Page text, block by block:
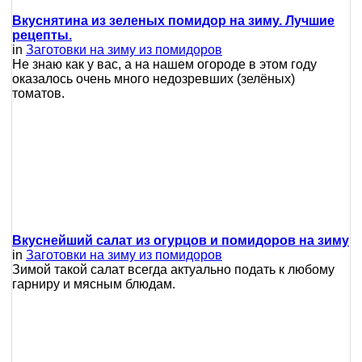
Вкуснятина из зеленых помидор на зиму. Лучшие
рецепты.
in Заготовки на зиму из помидоров
Не знаю как у вас, а на нашем огороде в этом году
оказалось очень много недозревших (зелёных)
томатов.
Вкуснейший салат из огурцов и помидоров на зиму
in Заготовки на зиму из помидоров
Зимой такой салат всегда актуально подать к любому
гарниру и мясным блюдам.